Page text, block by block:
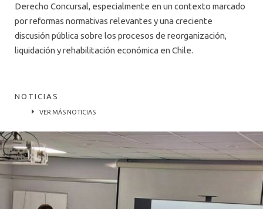
Derecho Concursal, especialmente en un contexto marcado
por reformas normativas relevantes y una creciente
discusión pública sobre los procesos de reorganización,
liquidación y rehabilitación económica en Chile.
NOTICIAS
VER MÁS NOTICIAS